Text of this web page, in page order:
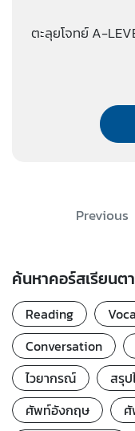
ตะลุยโจทย์ A-
Previous
ค้นหาคอร์สเรียนต
Reading
Conversation
ไวยากรณ์
สรุ
ศัพท์อังกฤษ